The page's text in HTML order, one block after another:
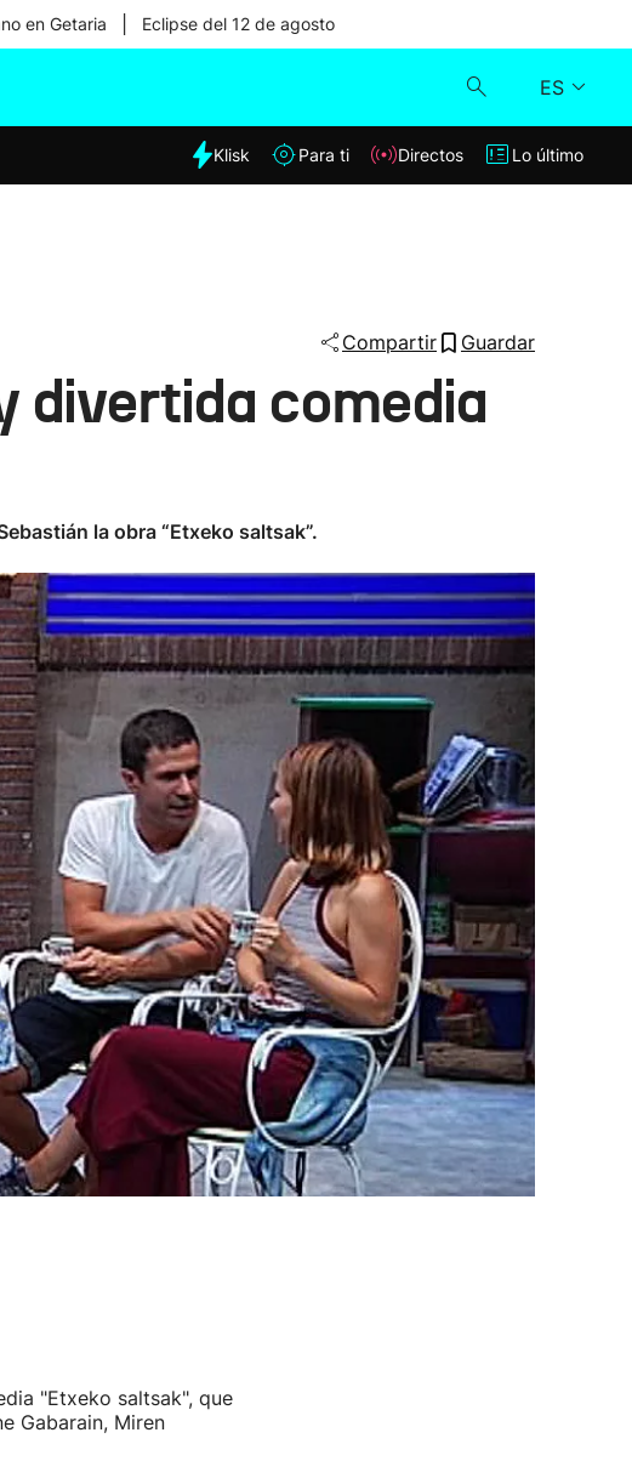
en Getaria Eclipse del 12 de agosto
ES
Klisk
Lo último
Klisk Para ti Directos Lo último
Compartir Guardar
divertida comedia
la obra “Etxeko saltsak”.
"Etxeko saltsak", que
Gabarain, Miren